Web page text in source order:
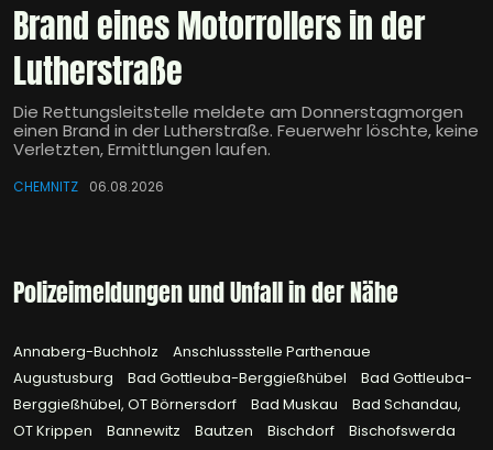
Brand eines Motorrollers in der
Lutherstraße
Die Rettungsleitstelle meldete am Donnerstagmorgen
einen Brand in der Lutherstraße. Feuerwehr löschte, keine
Verletzten, Ermittlungen laufen.
CHEMNITZ 06.08.2026
Polizeimeldungen und Unfall in der Nähe
Annaberg-Buchholz
Anschlussstelle Parthenaue
Augustusburg
Bad Gottleuba-Berggießhübel
Bad Gottleuba-
Berggießhübel, OT Börnersdorf
Bad Muskau
Bad Schandau,
OT Krippen
Bannewitz Bautzen Bischdorf
Bischofswerda